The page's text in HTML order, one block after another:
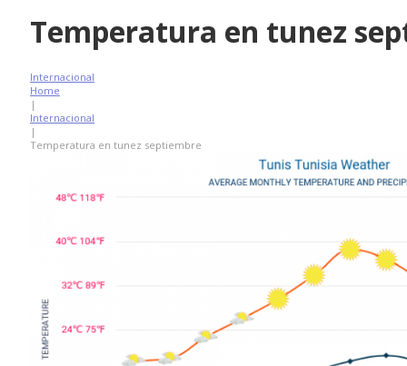
Temperatura en tunez
Internacional
Home
|
Internacional
|
Temperatura en tunez septiembre